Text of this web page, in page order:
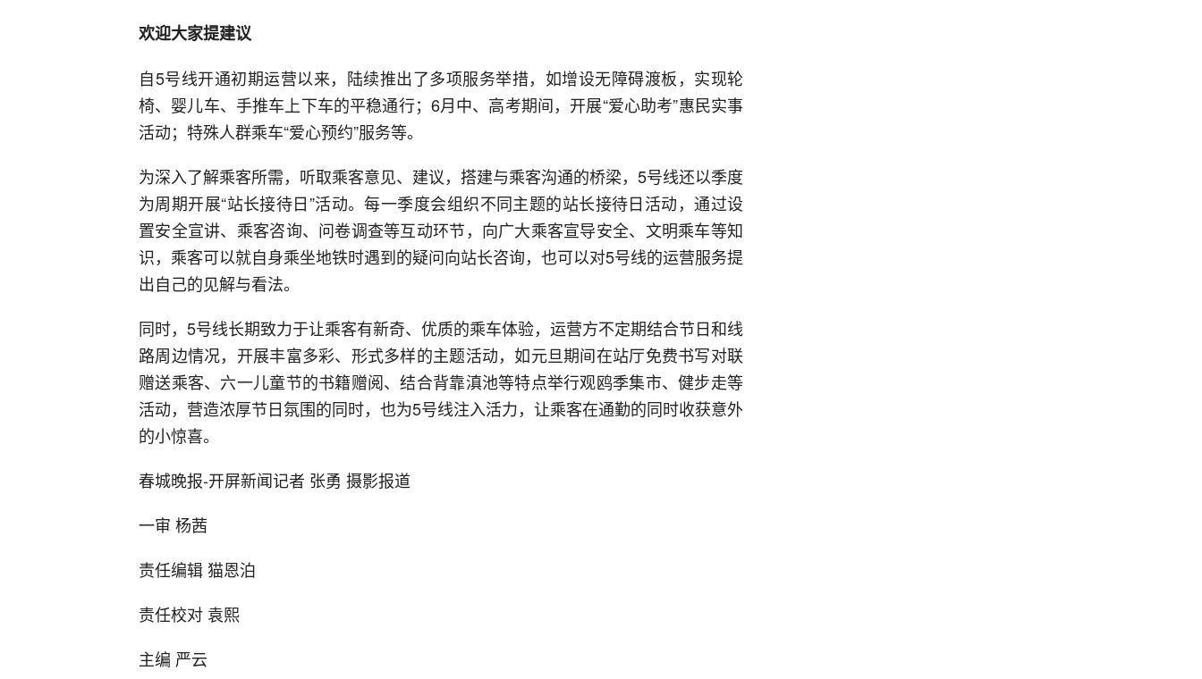
欢迎大家提建议
自5号线开通初期运营以来，陆续推出了多项服务举措，如增设无障碍渡板，实现轮
椅、婴儿车、手推车上下车的平稳通行；6月中、高考期间，开展“爱心助考”惠民实事
活动；特殊人群乘车“爱心预约”服务等。
为深入了解乘客所需，听取乘客意见、建议，搭建与乘客沟通的桥梁，5号线还以季度
为周期开展“站长接待日”活动。每一季度会组织不同主题的站长接待日活动，通过设
置安全宣讲、乘客咨询、问卷调查等互动环节，向广大乘客宣导安全、文明乘车等知
识，乘客可以就自身乘坐地铁时遇到的疑问向站长咨询，也可以对5号线的运营服务提
出自己的见解与看法。
同时，5号线长期致力于让乘客有新奇、优质的乘车体验，运营方不定期结合节日和线
路周边情况，开展丰富多彩、形式多样的主题活动，如元旦期间在站厅免费书写对联
赠送乘客、六一儿童节的书籍赠阅、结合背靠滇池等特点举行观鸥季集市、健步走等
活动，营造浓厚节日氛围的同时，也为5号线注入活力，让乘客在通勤的同时收获意外
的小惊喜。
春城晚报-开屏新闻记者 张勇 摄影报道
一审 杨茜
责任编辑 猫恩泊
责任校对 袁熙
主编 严云